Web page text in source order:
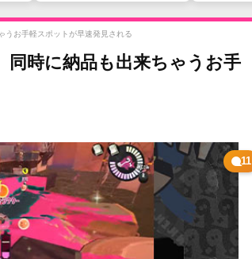
うお手軽スポットが早速発見される
同時に納品も出来ちゃうお手
11